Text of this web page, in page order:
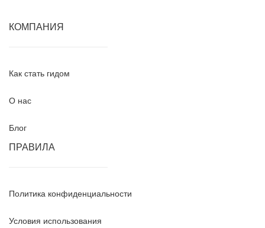
КОМПАНИЯ
Как стать гидом
О нас
Блог
ПРАВИЛА
Политика конфиденциальности
Условия использования